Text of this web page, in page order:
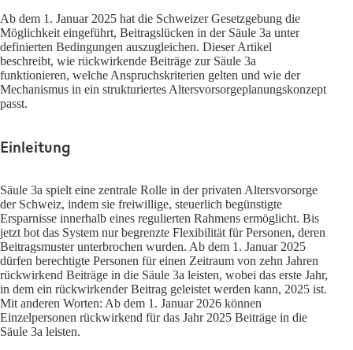
Ab dem 1. Januar 2025 hat die Schweizer Gesetzgebung die
Möglichkeit eingeführt, Beitragslücken in der Säule 3a unter
definierten Bedingungen auszugleichen. Dieser Artikel
beschreibt, wie rückwirkende Beiträge zur Säule 3a
funktionieren, welche Anspruchskriterien gelten und wie der
Mechanismus in ein strukturiertes Altersvorsorgeplanungskonzept
passt.
Einleitung
Säule 3a spielt eine zentrale Rolle in der privaten Altersvorsorge
der Schweiz, indem sie freiwillige, steuerlich begünstigte
Ersparnisse innerhalb eines regulierten Rahmens ermöglicht. Bis
jetzt bot das System nur begrenzte Flexibilität für Personen, deren
Beitragsmuster unterbrochen wurden. Ab dem 1. Januar 2025
dürfen berechtigte Personen für einen Zeitraum von zehn Jahren
rückwirkend Beiträge in die Säule 3a leisten, wobei das erste Jahr,
in dem ein rückwirkender Beitrag geleistet werden kann, 2025 ist.
Mit anderen Worten: Ab dem 1. Januar 2026 können
Einzelpersonen rückwirkend für das Jahr 2025 Beiträge in die
Säule 3a leisten.